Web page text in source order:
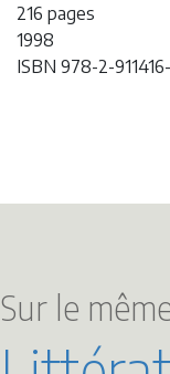
216 pages
1998
ISBN 978-2-
Sur le